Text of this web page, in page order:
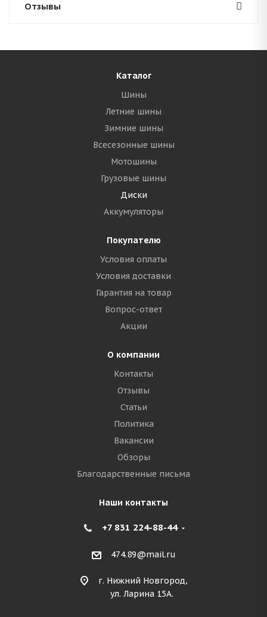
Отзывы
Каталог
Шины
Летние шины
Зимние шины
Всесезонные шины
Мотошины
Грузовые шины
Диски
Аккумуляторы
Покупателю
Условия оплаты
Условия доставки
Гарантия на товар
Вопрос-ответ
Акции
О компании
Контакты
Отзывы
Статьи
Политика
Вакансии
Обзоры
Благодарственные письма
Наши контакты
+7 831 224-88-44
474.89@mail.ru
г. Нижний Новгород,
ул. Ларина 15А.